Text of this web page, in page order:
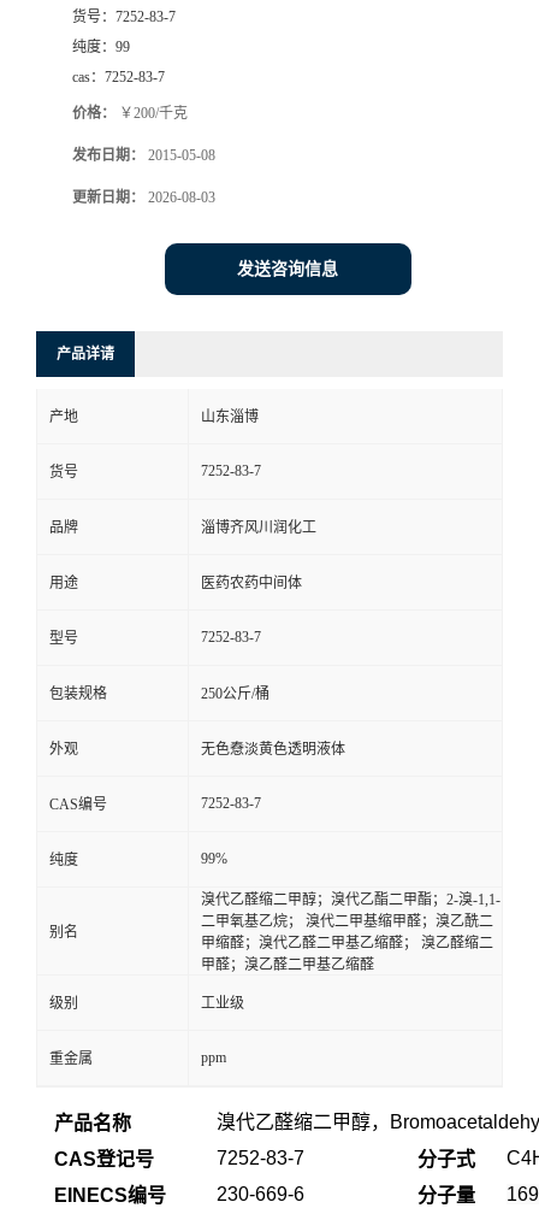
货号： 7252-83-7
纯度： 99
cas： 7252-83-7
价格： ￥200/千克
发布日期： 2015-05-08
更新日期： 2026-08-03
发送咨询信息
产品详请
产地 山东淄博
货号 7252-83-7
品牌 淄博齐风川润化工
用途 医药农药中间体
型号 7252-83-7
包装规格 250公斤/桶
外观 无色憃淡黄色透明液体
CAS编号 7252-83-7
纯度 99%
别名
溴代乙醛缩二甲醇；溴代乙酯二甲酯；2-溴-1,1-
二甲氧基乙烷； 溴代二甲基缩甲醛；溴乙酰二
甲缩醛；溴代乙醛二甲基乙缩醛； 溴乙醛缩二
甲醛；溴乙醛二甲基乙缩醛
级别 工业级
重金属 ppm
产品名称 溴代乙醛缩二甲醇，
CAS登记号
7252-83-7 分子式
EINECS编号
230-669-6 分子量